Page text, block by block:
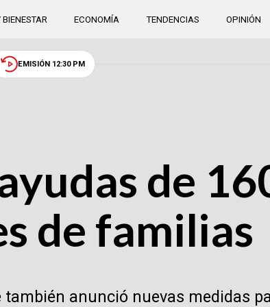
ECONOMÍA TENDENCIAS OPINIÓN
EMISIÓN 12:30 PM
de
de familias
anunció nuevas medidas